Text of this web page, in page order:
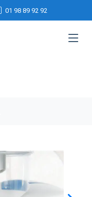
01 98 89 92 92